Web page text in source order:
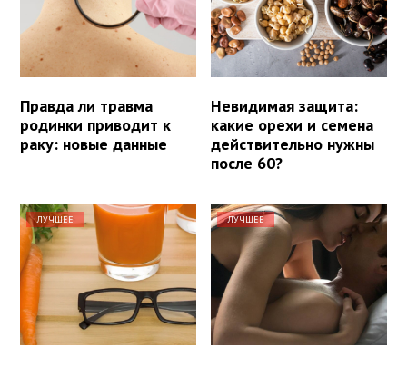
Правда ли травма
родинки приводит к
раку: новые данные
Невидимая защита:
какие орехи и семена
действительно нужны
после 60?
ЛУЧШЕЕ ЛУЧШЕЕ